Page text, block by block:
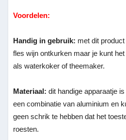
Voordelen:
Handig in gebruik: met dit
fles wijn ontkurken maar je kunt
als waterkoker of theemaker.
Materiaal: dit handige apparaatje
een combinatie van aluminium en
geen schrik te hebben dat het
roesten.